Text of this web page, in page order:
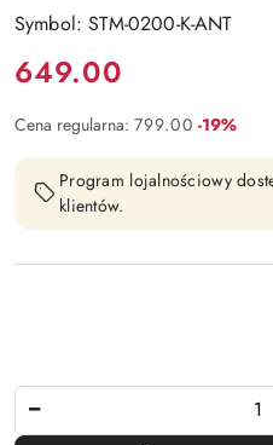
Symbol: STM-0200-K-ANT
Cena:
649.00
Cena regularna: 799.00 Rabat:
-19%
Program lojalnościowy
klientów.